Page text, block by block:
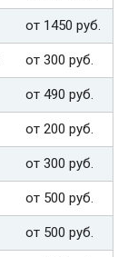
от 1450 руб.
от 300 руб.
от 490 руб.
от 200 руб.
от 300 руб.
от 500 руб.
от 500 руб.